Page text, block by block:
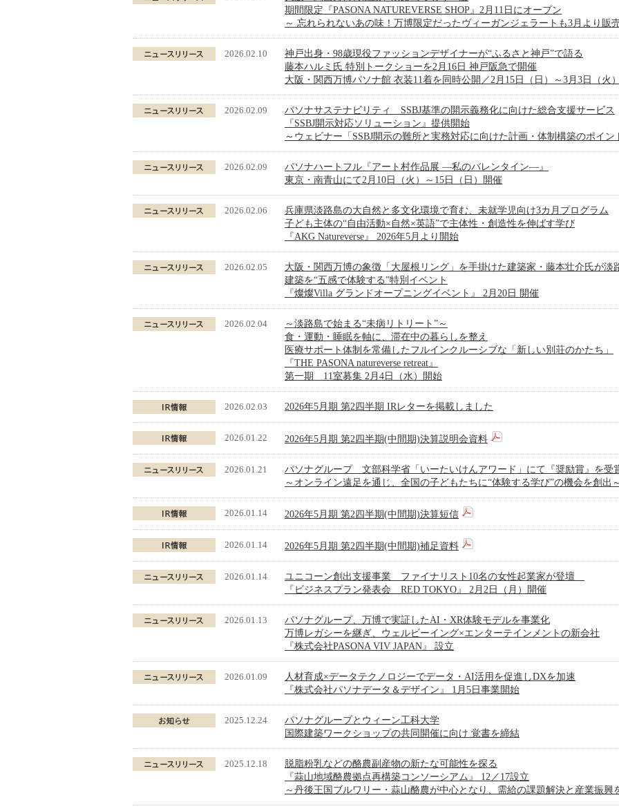
期間限定『PASONA NATUREVERSE SHOP』2月11日にオープン
～ 忘れられないあの味！万博限定だったヴィーガンジェラートも3月より販
2026.02.10
神戸出身・98歳現役ファッションデザイナーが“ふるさと神戸”で語る
藤本ハルミ氏 特別トークショーを2月16日 神戸阪急で開催
大阪・関西万博パソナ館 衣装11着を同時公開／2月15日（日）～3月3日（火
2026.02.09
パソナサステナビリティ SSBJ基準の開示義務化に向けた総合支援サービス
『SSBJ開示対応ソリューション』提供開始
～ウェビナー「SSBJ開示の難所と実務対応に向けた計画・体制構築のポイ
2026.02.09
パソナハートフル『アート村作品展 ―私のバレンタイン―』
東京・南青山にて2月10日（火）～15日（日）開催
2026.02.06
兵庫県淡路島の大自然と多文化環境で育む、未就学児向け3カ月プログラム
子ども主体の“自由活動×自然×英語”で主体性・創造性を伸ばす学び
『AKG Natureverse』 2026年5月より開始
2026.02.05
大阪・関西万博の象徴「大屋根リング」を手掛けた建築家・藤本壮介氏が淡
建築を“五感で体験する”特別イベント
『燦燦Villa グランドオープニングイベント』 2月20日 開催
2026.02.04
～淡路島で始まる“未病リトリート”～
食・運動・睡眠を軸に、滞在中の暮らしを整え
医療サポート体制を常備したフルインクルーシブな「新しい別荘のかたち」
『THE PASONA natureverse retreat』
第一期 11室募集 2月4日（水）開始
2026.02.03 2026年5月期 第2四半期 IRレターを掲載しました
2026.01.22 2026年5月期 第2四半期(中間期)決算説明会資料
2026.01.21
パソナグループ 文部科学省「いーたいけんアワード」にて『奨励賞』を受
～オンライン遠足を通じ、全国の子どもたちに“体験する学び”の機会を創出
2026.01.14 2026年5月期 第2四半期(中間期)決算短信
2026.01.14 2026年5月期 第2四半期(中間期)補足資料
2026.01.14
ユニコーン創出支援事業 ファイナリスト10名の女性起業家が登壇
『ビジネスプラン発表会 RED TOKYO』 2月2日（月）開催
2026.01.13
パソナグループ、万博で実証したAI・XR体験モデルを事業化
万博レガシーを継ぎ、ウェルビーイング×エンターテインメントの新会社
『株式会社PASONA VIV JAPAN』 設立
2026.01.09
人材育成×データテクノロジーでデータ・AI活用を促進しDXを加速
『株式会社パソナデータ＆デザイン』 1月5日事業開始
2025.12.24
パソナグループとウィーン工科大学
国際建築ワークショップの共同開催に向け 覚書を締結
2025.12.18
脱脂粉乳などの酪農副産物の新たな可能性を探る
『蒜山地域酪農拠点再構築コンソーシアム』 12／17設立
～丹後王国ブルワリー・蒜山酪農が中心となり、需給の課題解決と産業振興